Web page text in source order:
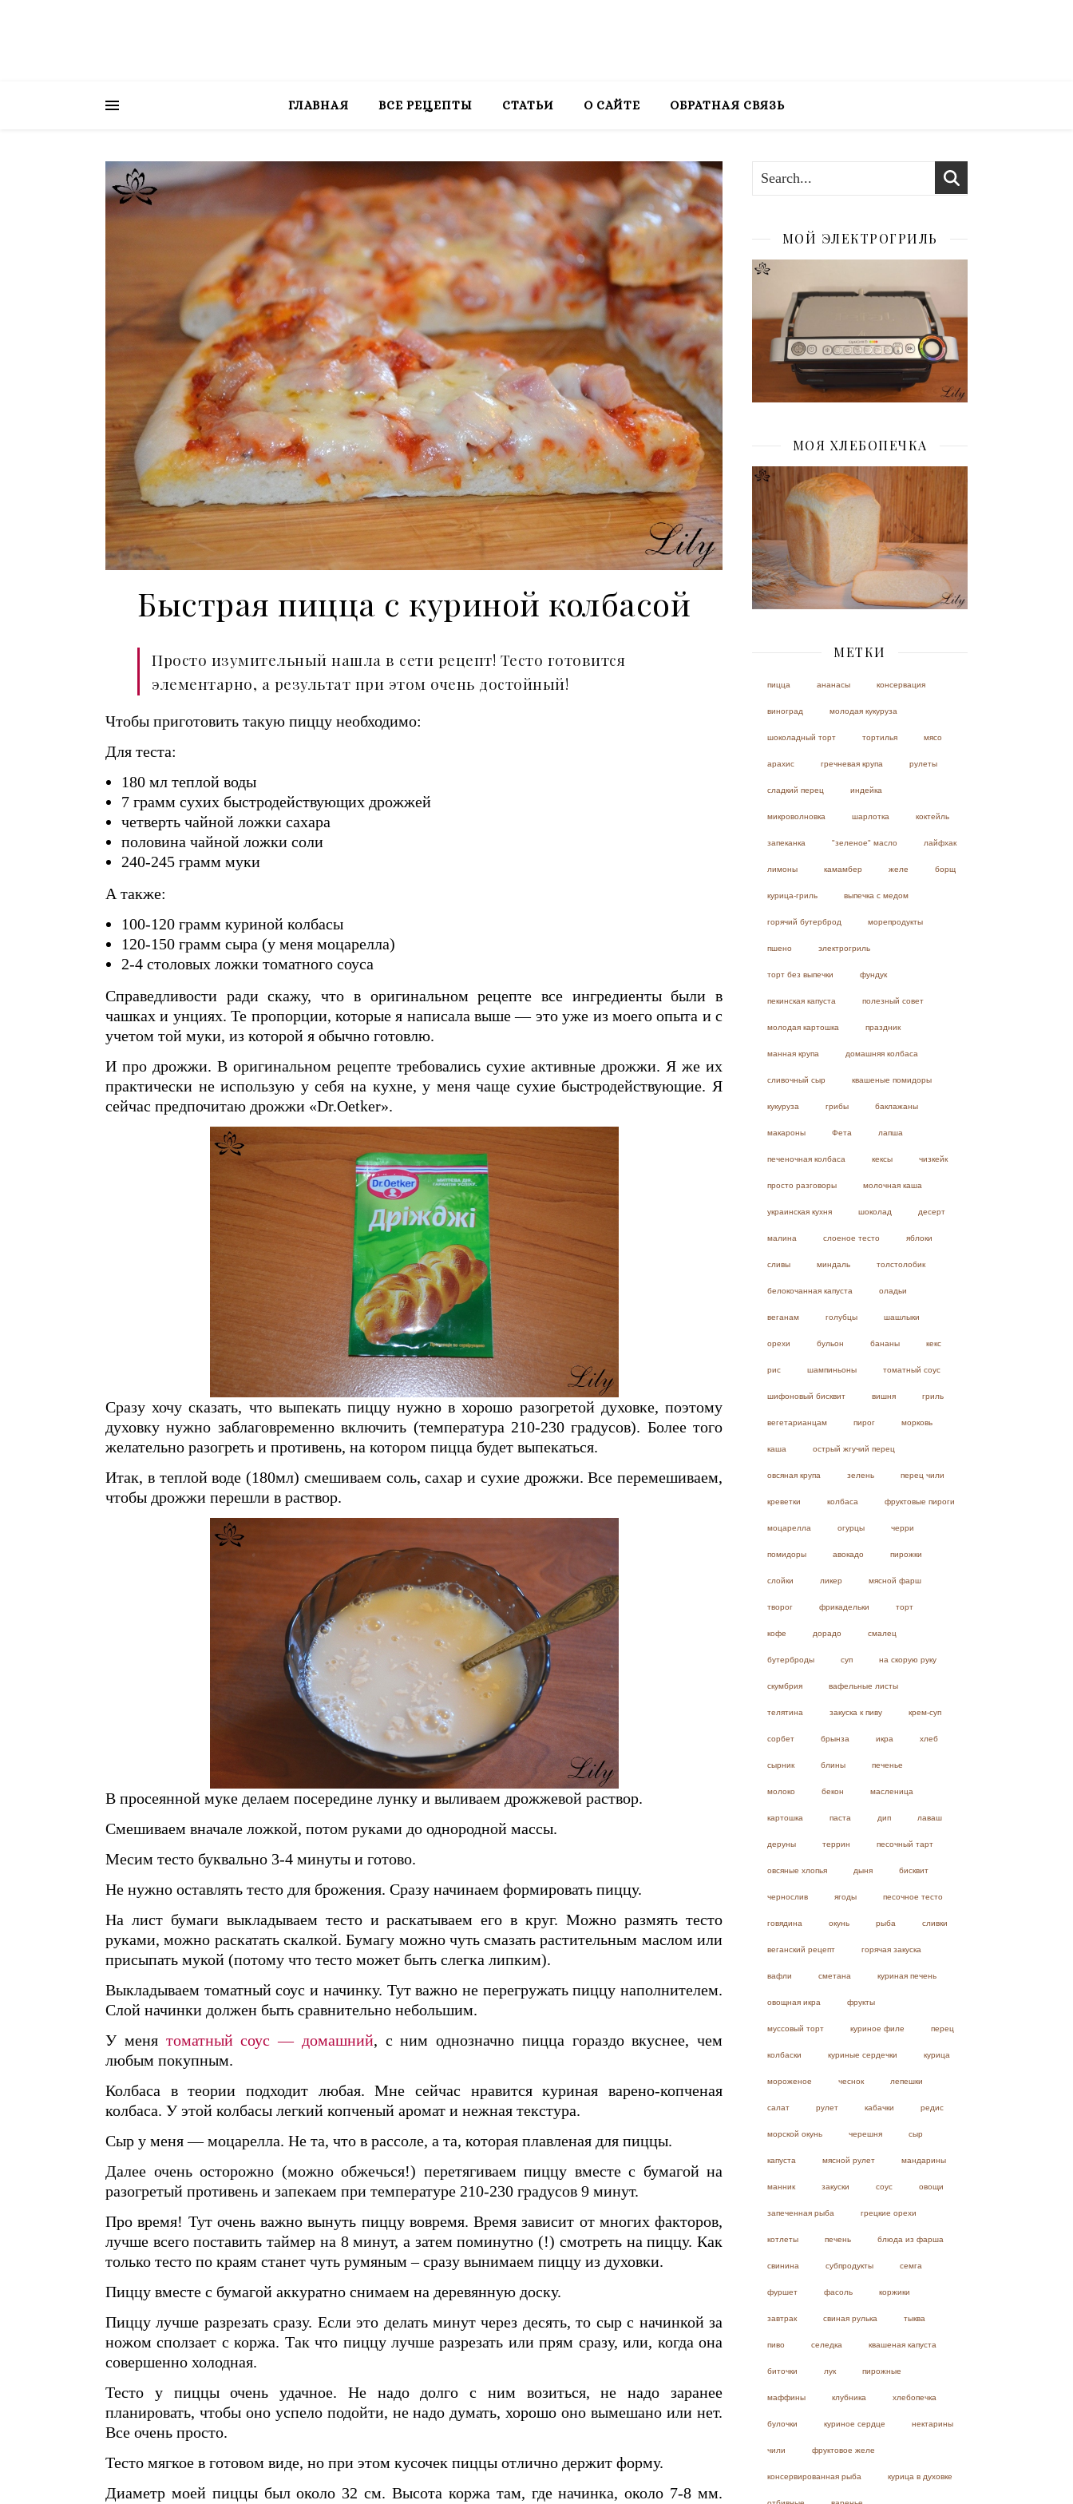
ГЛАВНАЯ ВСЕ РЕЦЕПТЫ СТАТЬИ О САЙТЕ ОБРАТНАЯ СВЯЗЬ
Быстрая пицца с куриной колбасой
Просто изумительный нашла в сети рецепт! Тесто готовится
элементарно, а результат при этом очень достойный!
Чтобы приготовить такую пиццу необходимо:
Для теста:
180 мл теплой воды
7 грамм сухих быстродействующих дрожжей
четверть чайной ложки сахара
половина чайной ложки соли
240-245 грамм муки
А также:
100-120 грамм куриной колбасы
120-150 грамм сыра (у меня моцарелла)
2-4 столовых ложки томатного соуса
Справедливости ради скажу, что в оригинальном рецепте все ингредиенты были в
чашках и унциях. Те пропорции, которые я написала выше — это уже из моего опыта и с
учетом той муки, из которой я обычно готовлю.
И про дрожжи. В оригинальном рецепте требовались сухие активные дрожжи. Я же их
практически не использую у себя на кухне, у меня чаще сухие быстродействующие. Я
сейчас предпочитаю дрожжи «Dr.Oetker».
Сразу хочу сказать, что выпекать пиццу нужно в хорошо разогретой духовке, поэтому
духовку нужно заблаговременно включить (температура 210-230 градусов). Более того
желательно разогреть и противень, на котором пицца будет выпекаться.
Итак, в теплой воде (180мл) смешиваем соль, сахар и сухие дрожжи. Все перемешиваем,
чтобы дрожжи перешли в раствор.
В просеянной муке делаем посередине лунку и выливаем дрожжевой раствор.
Смешиваем вначале ложкой, потом руками до однородной массы.
Месим тесто буквально 3-4 минуты и готово.
Не нужно оставлять тесто для брожения. Сразу начинаем формировать пиццу.
На лист бумаги выкладываем тесто и раскатываем его в круг. Можно размять тесто
руками, можно раскатать скалкой. Бумагу можно чуть смазать растительным маслом или
присыпать мукой (потому что тесто может быть слегка липким).
Выкладываем томатный соус и начинку. Тут важно не перегружать пиццу наполнителем.
Слой начинки должен быть сравнительно небольшим.
У меня томатный соус — домашний, с ним однозначно пицца гораздо вкуснее, чем
любым покупным.
Колбаса в теории подходит любая. Мне сейчас нравится куриная варено-копченая
колбаса. У этой колбасы легкий копченый аромат и нежная текстура.
Сыр у меня — моцарелла. Не та, что в рассоле, а та, которая плавленая для пиццы.
Далее очень осторожно (можно обжечься!) перетягиваем пиццу вместе с бумагой на
разогретый противень и запекаем при температуре 210-230 градусов 9 минут.
Про время! Тут очень важно вынуть пиццу вовремя. Время зависит от многих факторов,
лучше всего поставить таймер на 8 минут, а затем поминутно (!) смотреть на пиццу. Как
только тесто по краям станет чуть румяным – сразу вынимаем пиццу из духовки.
Пиццу вместе с бумагой аккуратно снимаем на деревянную доску.
Пиццу лучше разрезать сразу. Если это делать минут через десять, то сыр с начинкой за
ножом сползает с коржа. Так что пиццу лучше разрезать или прям сразу, или, когда она
совершенно холодная.
Тесто у пиццы очень удачное. Не надо долго с ним возиться, не надо заранее
планировать, чтобы оно успело подойти, не надо думать, хорошо оно вымешано или нет.
Все очень просто.
Тесто мягкое в готовом виде, но при этом кусочек пиццы отлично держит форму.
Диаметр моей пиццы был около 32 см. Высота коржа там, где начинка, около 7-8 мм.
МОЙ ЭЛЕКТРОГРИЛЬ
МОЯ ХЛЕБОПЕЧКА
МЕТКИ
пицца ананасы консервация
виноград молодая кукуруза
шоколадный торт тортилья мясо
арахис гречневая крупа рулеты
сладкий перец индейка
микроволновка шарлотка коктейль
запеканка "зеленое" масло лайфхак
лимоны камамбер желе борщ
курица-гриль выпечка с медом
горячий бутерброд морепродукты
пшено электрогриль
торт без выпечки фундук
пекинская капуста полезный совет
молодая картошка праздник
манная крупа домашняя колбаса
сливочный сыр квашеные помидоры
кукуруза грибы баклажаны
макароны Фета лапша
печеночная колбаса кексы чизкейк
просто разговоры молочная каша
украинская кухня шоколад десерт
малина слоеное тесто яблоки
сливы миндаль толстолобик
белокочанная капуста оладьи
веганам голубцы шашлыки
орехи бульон бананы кекс
рис шампиньоны томатный соус
шифоновый бисквит вишня гриль
вегетарианцам пирог морковь
каша острый жгучий перец
овсяная крупа зелень перец чили
креветки колбаса фруктовые пироги
моцарелла огурцы черри
помидоры авокадо пирожки
слойки ликер мясной фарш
творог фрикадельки торт
кофе дорадо смалец
бутерброды суп на скорую руку
скумбрия вафельные листы
телятина закуска к пиву крем-суп
сорбет брынза икра хлеб
сырник блины печенье
молоко бекон масленица
картошка паста дип лаваш
деруны террин песочный тарт
овсяные хлопья дыня бисквит
чернослив ягоды песочное тесто
говядина окунь рыба сливки
веганский рецепт горячая закуска
вафли сметана куриная печень
овощная икра фрукты
муссовый торт куриное филе перец
колбаски куриные сердечки курица
мороженое чеснок лепешки
салат рулет кабачки редис
морской окунь черешня сыр
капуста мясной рулет мандарины
манник закуски соус овощи
запеченная рыба грецкие орехи
котлеты печень блюда из фарша
свинина субпродукты семга
фуршет фасоль коржики
завтрак свиная рулька тыква
пиво селедка квашеная капуста
биточки лук пирожные
маффины клубника хлебопечка
булочки куриное сердце нектарины
чили фруктовое желе
консервированная рыба курица в духовке